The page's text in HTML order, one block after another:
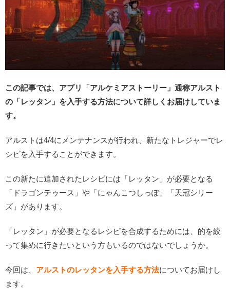
この記事では、アプリ「アルケミアストーリー」通称アルスト
の「レッタン」を入手する方法について詳しくお届けしていま
す。
アルストは4/4にメンテナンスが行われ、新たなトレジャーでレ
シピを入手することができます。
この新たに追加されたレシピには「レッタン」が必要となる
「ドラゴンテゥース」や「にゃんこつしっぽ」「天冠シリー
ズ」があります。
「レッタン」が必要となるレシピを合成するためには、的を絞
って集めに行きたいという方もいるのではないでしょうか。
今回は、 アルストのレッタンを入手する方法についてお届けし
ます。